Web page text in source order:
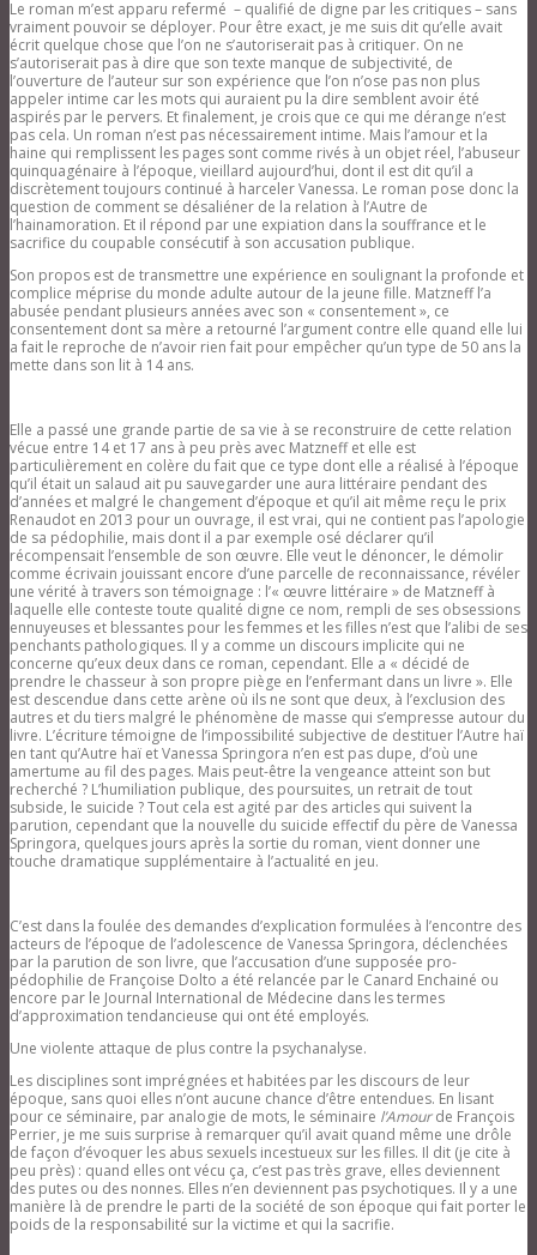
Le roman m’est apparu refermé – qualifié de digne par les critiques – sans
vraiment pouvoir se déployer. Pour être exact, je me suis dit qu’elle avait
écrit quelque chose que l’on ne s’autoriserait pas à critiquer. On ne
s’autoriserait pas à dire que son texte manque de subjectivité, de
l’ouverture de l’auteur sur son expérience que l’on n’ose pas non plus
appeler intime car les mots qui auraient pu la dire semblent avoir été
aspirés par le pervers. Et finalement, je crois que ce qui me dérange n’est
pas cela. Un roman n’est pas nécessairement intime. Mais l’amour et la
haine qui remplissent les pages sont comme rivés à un objet réel, l’abuseur
quinquagénaire à l’époque, vieillard aujourd’hui, dont il est dit qu’il a
discrètement toujours continué à harceler Vanessa. Le roman pose donc la
question de comment se désaliéner de la relation à l’Autre de
l’hainamoration. Et il répond par une expiation dans la souffrance et le
sacrifice du coupable consécutif à son accusation publique.
Son propos est de transmettre une expérience en soulignant la profonde et
complice méprise du monde adulte autour de la jeune fille. Matzneff l’a
abusée pendant plusieurs années avec son « consentement », ce
consentement dont sa mère a retourné l’argument contre elle quand elle lui
a fait le reproche de n’avoir rien fait pour empêcher qu’un type de 50 ans la
mette dans son lit à 14 ans.
Elle a passé une grande partie de sa vie à se reconstruire de cette relation
vécue entre 14 et 17 ans à peu près avec Matzneff et elle est
particulièrement en colère du fait que ce type dont elle a réalisé à l’époque
qu’il était un salaud ait pu sauvegarder une aura littéraire pendant des
d’années et malgré le changement d’époque et qu’il ait même reçu le prix
Renaudot en 2013 pour un ouvrage, il est vrai, qui ne contient pas l’apologie
de sa pédophilie, mais dont il a par exemple osé déclarer qu’il
récompensait l’ensemble de son œuvre. Elle veut le dénoncer, le démolir
comme écrivain jouissant encore d’une parcelle de reconnaissance, révéler
une vérité à travers son témoignage : l’« œuvre littéraire » de Matzneff à
laquelle elle conteste toute qualité digne ce nom, rempli de ses obsessions
ennuyeuses et blessantes pour les femmes et les filles n’est que l’alibi de ses
penchants pathologiques. Il y a comme un discours implicite qui ne
concerne qu’eux deux dans ce roman, cependant. Elle a « décidé de
prendre le chasseur à son propre piège en l’enfermant dans un livre ». Elle
est descendue dans cette arène où ils ne sont que deux, à l’exclusion des
autres et du tiers malgré le phénomène de masse qui s’empresse autour du
livre. L’écriture témoigne de l’impossibilité subjective de destituer l’Autre haï
en tant qu’Autre haï et Vanessa Springora n’en est pas dupe, d’où une
amertume au fil des pages. Mais peut-être la vengeance atteint son but
recherché ? L’humiliation publique, des poursuites, un retrait de tout
subside, le suicide ? Tout cela est agité par des articles qui suivent la
parution, cependant que la nouvelle du suicide effectif du père de Vanessa
Springora, quelques jours après la sortie du roman, vient donner une
touche dramatique supplémentaire à l’actualité en jeu.
C’est dans la foulée des demandes d’explication formulées à l’encontre des
acteurs de l’époque de l’adolescence de Vanessa Springora, déclenchées
par la parution de son livre, que l’accusation d’une supposée pro-
pédophilie de Françoise Dolto a été relancée par le Canard Enchainé ou
encore par le Journal International de Médecine dans les termes
d’approximation tendancieuse qui ont été employés.
Une violente attaque de plus contre la psychanalyse.
Les disciplines sont imprégnées et habitées par les discours de leur
époque, sans quoi elles n’ont aucune chance d’être entendues. En lisant
pour ce séminaire, par analogie de mots, le séminaire l’Amourde François
Perrier, je me suis surprise à remarquer qu’il avait quand même une drôle
de façon d’évoquer les abus sexuels incestueux sur les filles. Il dit (je cite à
peu près) : quand elles ont vécu ça, c’est pas très grave, elles deviennent
des putes ou des nonnes. Elles n’en deviennent pas psychotiques. Il y a une
manière là de prendre le parti de la société de son époque qui fait porter le
poids de la responsabilité sur la victime et qui la sacrifie.